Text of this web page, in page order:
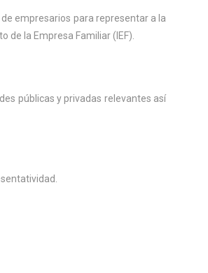
empresarios para representar a la
la Empresa Familiar (IEF).
públicas y privadas relevantes así